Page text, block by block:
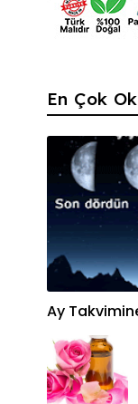
En Çok
Ay